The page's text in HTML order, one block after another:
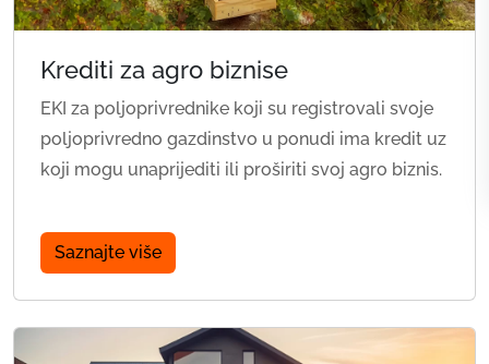
Krediti za agro biznise
EKI za poljoprivrednike koji su registrovali svoje
poljoprivredno gazdinstvo u ponudi ima kredit uz
koji mogu unaprijediti ili proširiti svoj agro biznis.
Saznajte više